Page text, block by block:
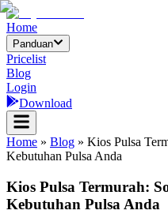
Home
Panduan
Pricelist
Blog
Login
Download
Home » Blog » Kios Pulsa
Kebutuhan Pulsa Anda
Kios Pulsa Termurah:
Kebutuhan Pulsa Anda